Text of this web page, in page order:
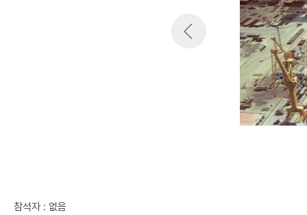
참석자 : 없음